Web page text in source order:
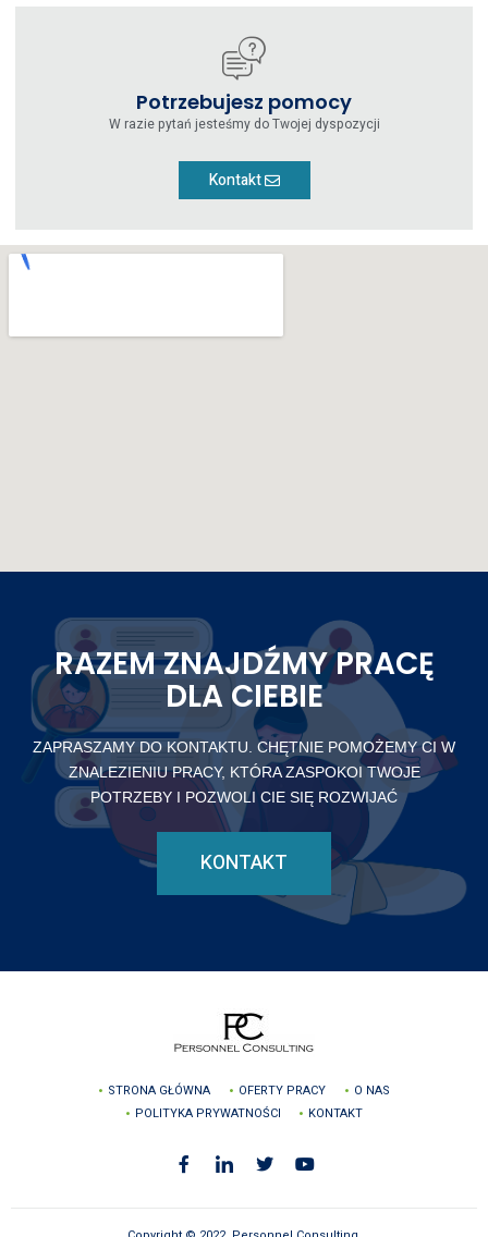
Potrzebujesz pomocy
W razie pytań jesteśmy do Twojej dyspozycji
Kontakt
RAZEM ZNAJDŹMY PRACĘ
DLA CIEBIE
ZAPRASZAMY DO KONTAKTU. CHĘTNIE POMOŻEMY CI W
ZNALEZIENIU PRACY, KTÓRA ZASPOKOI TWOJE
POTRZEBY I POZWOLI CIE SIĘ ROZWIJAĆ
KONTAKT
STRONA GŁÓWNA OFERTY PRACY
O NAS
POLITYKA PRYWATNOŚCI
KONTAKT